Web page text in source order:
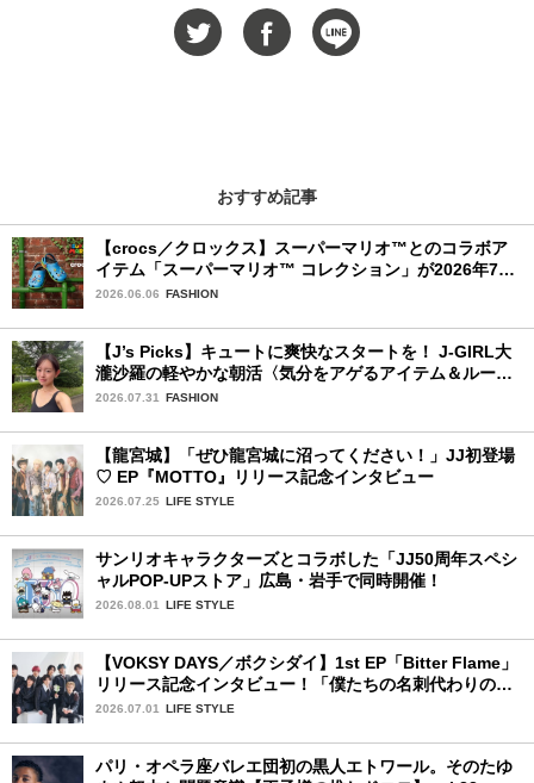
おすすめ記事
【crocs／クロックス】スーパーマリオ™とのコラボア
イテム「スーパーマリオ™ コレクション」が2026年7月
16日より発売開始！
2026.06.06 FASHION
【J’s Picks】キュートに爽快なスタートを！ J-GIRL大
瀧沙羅の軽やかな朝活〈気分をアゲるアイテム＆ルーテ
ィーン〉
2026.07.31 FASHION
【龍宮城】「ぜひ龍宮城に沼ってください！」JJ初登場
♡ EP『MOTTO』リリース記念インタビュー
2026.07.25 LIFE STYLE
サンリオキャラクターズとコラボした「JJ50周年スペシ
ャルPOP-UPストア」広島・岩手で同時開催！
2026.08.01 LIFE STYLE
【VOKSY DAYS／ボクシダイ】1st EP「Bitter Flame」
リリース記念インタビュー！「僕たちの名刺代わりのよ
うなアルバム」
2026.07.01 LIFE STYLE
パリ・オペラ座バレエ団初の黒人エトワール。そのたゆ